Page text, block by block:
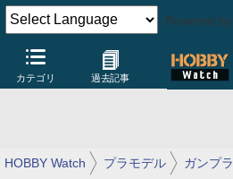
Powered by
カテゴリ 過去記事
HOBBY Watch プラモデル ガンプラ